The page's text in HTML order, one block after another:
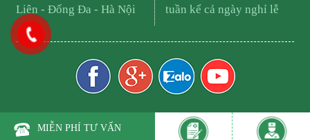
Liên - Đống Đa - Hà Nội
tuần kể cả ngày nghỉ lễ
MIỄN PHÍ TƯ VẤN